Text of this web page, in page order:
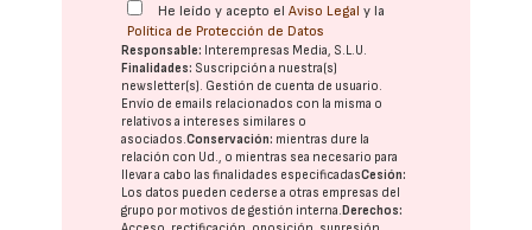
He leído y acepto elAviso Legal y la
Política de Protección de Datos
Responsable: Interempresas Media, S.L.U.
Finalidades: Suscripción a nuestra(s)
newsletter(s). Gestión de cuenta de usuario.
Envío de emails relacionados con la misma o
relativos a intereses similares o
asociados.Conservación: mientras dure la
relación con Ud., o mientras sea necesario para
llevar a cabo las finalidades especificadasCesión:
Los datos pueden cederse a otras empresas del
grupo por motivos de gestión interna.Derechos: